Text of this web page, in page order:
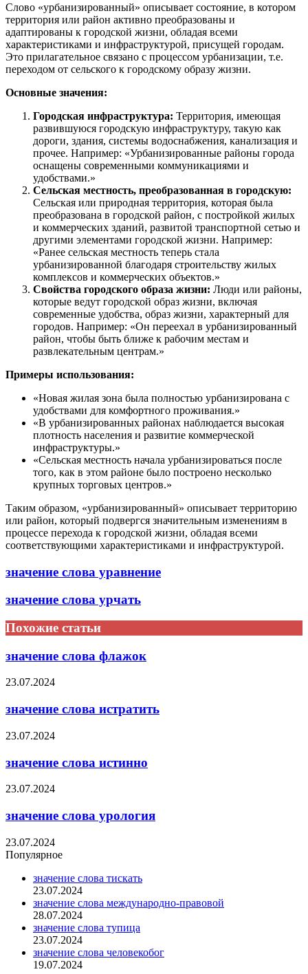
Слово «урбанизированный» описывает состояние, в котором
территория или район активно преобразованы и
адаптированы к городской жизни, обладая всеми
характеристиками и инфраструктурой, присущей городам.
Это прилагательное связано с процессом урбанизации, т.е.
переходом от сельского к городскому образу жизни.
Основные значения:
Городская инфраструктура: Территория, имеющая
развившуюся городскую инфраструктуру, такую как
дороги, здания, системы водоснабжения, канализация и
прочее. Например: «Урбанизированные районы города
оснащены современными коммуникациями и
удобствами.»
Сельская местность, преобразованная в городскую:
Сельская или природная территория, которая была
преобразована в городской район, с постройкой жилых
и коммерческих зданий, развитой транспортной сетью и
другими элементами городской жизни. Например:
«Ранее сельская местность теперь стала
урбанизированной благодаря строительству жилых
комплексов и коммерческих объектов.»
Свойства городского образа жизни: Люди или районы,
которые ведут городской образ жизни, включая
современные удобства, образ жизни, характерный для
городов. Например: «Он переехал в урбанизированный
район, чтобы быть ближе к рабочим местам и
развлекательным центрам.»
Примеры использования:
«Новая жилая зона была полностью урбанизирована с
удобствами для комфортного проживания.»
«В урбанизированных районах наблюдается высокая
плотность населения и развитие коммерческой
инфраструктуры.»
«Сельская местность начала урбанизироваться после
того, как в этом районе было построено несколько
крупных торговых центров.»
Таким образом, «урбанизированный» описывает территорию
или район, который подвергся значительным изменениям в
процессе перехода к городской жизни, обладая всеми
соответствующими характеристиками и инфраструктурой.
значение слова уравнение
значение слова урчать
Похожие статьи
значение слова флажок
23.07.2024
значение слова истратить
23.07.2024
значение слова истинно
23.07.2024
значение слова урология
23.07.2024
Популярное
значение слова тискать
23.07.2024
значение слова международно-правовой
28.07.2024
значение слова тупица
23.07.2024
значение слова человекобог
19.07.2024